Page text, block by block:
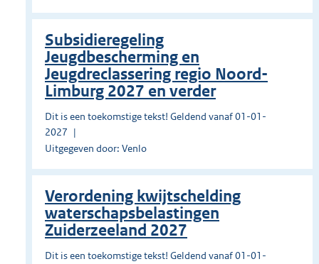
Subsidieregeling
Jeugdbescherming en
Jeugdreclassering regio Noord-
Limburg 2027 en verder
Dit is een toekomstige tekst! Geldend vanaf 01-01-
2027
Uitgegeven door: Venlo
Verordening kwijtschelding
waterschapsbelastingen
Zuiderzeeland 2027
Dit is een toekomstige tekst! Geldend vanaf 01-01-